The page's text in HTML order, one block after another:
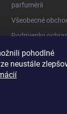
pohodlné
neustále
parfumérii
Všeobecné
Podmienky
O nás